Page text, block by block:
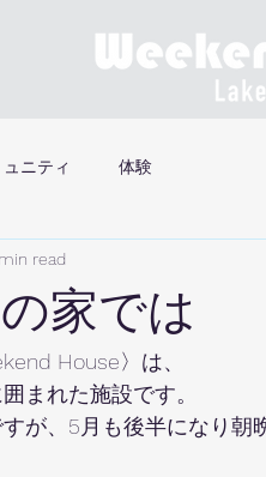
ュニティ 体験
家では
read
House〉は、
まれた施設です。
が、5月も後半になり